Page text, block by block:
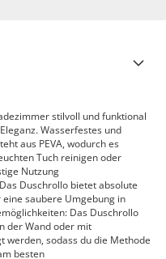
stilvoll und funktional
Wasserfestes und
aus PEVA, wodurch es
Tuch reinigen oder
Nutzung
Duschrollo bietet absolute
saubere Umgebung in
Das Duschrollo
der Wand oder mit
werden, sodass du die Methode
besten